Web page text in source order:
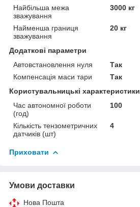
Найбільша межа
зважування
3000 кг
Найменша границя
зважування
20 кг
Додаткові параметри
Автовстановлення нуля
Так
Компенсація маси тари
Так
Користувальницькі характеристики
Час автономної роботи
(год)
100
Кількість тензометричних
датчиків (шт)
4
Приховати
Умови доставки
Нова Пошта